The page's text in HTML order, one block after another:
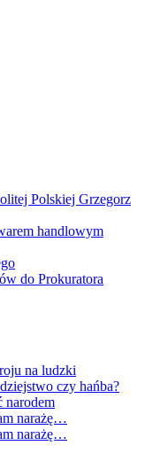
Polskiej Grzegorz
handlowym
do Prokuratora
na ludzki
czy hańba?
narodem
narażę…
narażę…